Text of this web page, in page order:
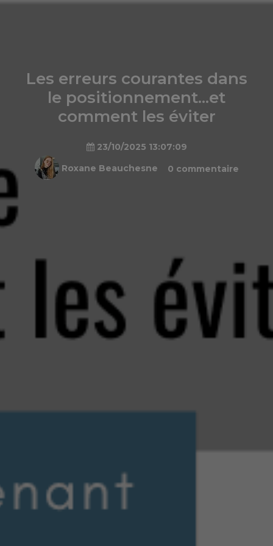
Les erreurs courantes dans
le positionnement...et
comment les éviter
23/10/2025 13:07:09
Roxane Beauchesne
0 commentaire